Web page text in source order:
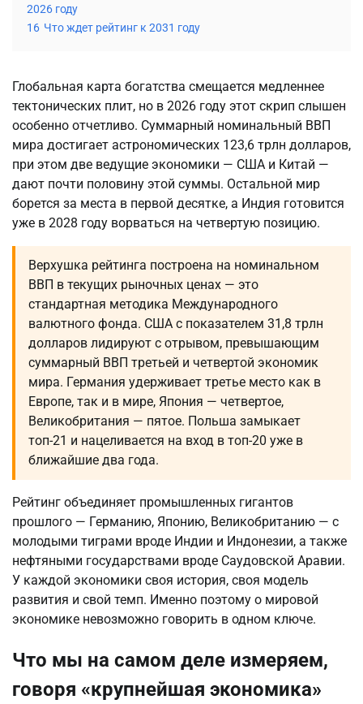
2026 году
16 Что ждет рейтинг к 2031 году
Глобальная карта богатства смещается медленнее
тектонических плит, но в 2026 году этот скрип слышен
особенно отчетливо. Суммарный номинальный ВВП
мира достигает астрономических 123,6 трлн долларов,
при этом две ведущие экономики — США и Китай —
дают почти половину этой суммы. Остальной мир
борется за места в первой десятке, а Индия готовится
уже в 2028 году ворваться на четвертую позицию.
Верхушка рейтинга построена на номинальном
ВВП в текущих рыночных ценах — это
стандартная методика Международного
валютного фонда. США с показателем 31,8 трлн
долларов лидируют с отрывом, превышающим
суммарный ВВП третьей и четвертой экономик
мира. Германия удерживает третье место как в
Европе, так и в мире, Япония — четвертое,
Великобритания — пятое. Польша замыкает
топ-21 и нацеливается на вход в топ-20 уже в
ближайшие два года.
Рейтинг объединяет промышленных гигантов
прошлого — Германию, Японию, Великобританию — с
молодыми тиграми вроде Индии и Индонезии, а также
нефтяными государствами вроде Саудовской Аравии.
У каждой экономики своя история, своя модель
развития и свой темп. Именно поэтому о мировой
экономике невозможно говорить в одном ключе.
Что мы на самом деле измеряем,
говоря «крупнейшая экономика»